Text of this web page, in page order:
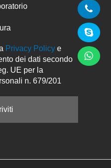
Privacy Policy e
dei dati secondo
UE per la
n. 679/201